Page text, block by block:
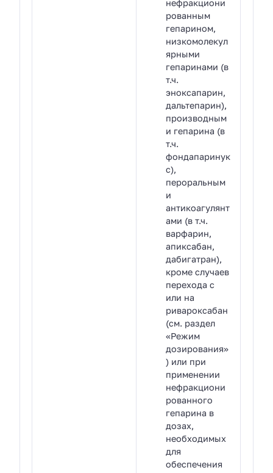
нефракциони
рованным
гепарином,
низкомолекул
ярными
гепаринами (в
т.ч.
эноксапарин,
дальтепарин),
производным
и гепарина (в
т.ч.
фондапаринук
с),
пероральным
и
антикоагулянт
ами (в т.ч.
варфарин,
апиксабан,
дабигатран),
кроме случаев
перехода с
или на
ривароксабан
(см. раздел
«Режим
дозирования»
) или при
применении
нефракциони
рованного
гепарина в
дозах,
необходимых
для
обеспечения